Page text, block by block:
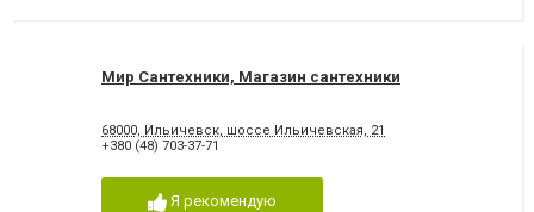
Мир Сантехники, Магазин сантехники
68000, Ильичевск, шоссе Ильичевская, 21
+380 (48) 703-37-71
Я рекомендую